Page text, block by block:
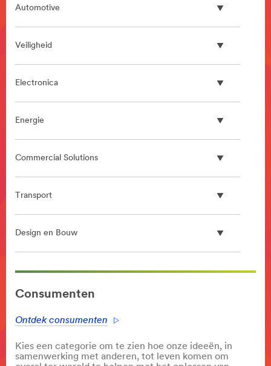
Automotive
Veiligheid
Electronica
Energie
Commercial Solutions
Transport
Design en Bouw
**Site
area
**
***
#
Consumenten
Ontdek consumenten
Kies een categorie om te zien hoe onze ideeën, in
samenwerking met anderen, tot leven komen om